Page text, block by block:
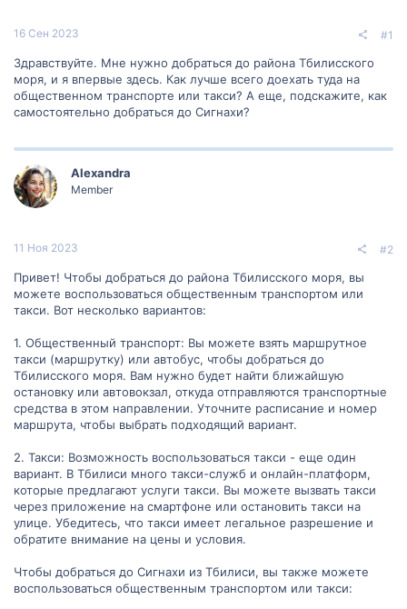
16 Сен 2023 #1
Здравствуйте. Мне нужно добраться до района Тбилисского
моря, и я впервые здесь. Как лучше всего доехать туда на
общественном транспорте или такси? А еще, подскажите, как
самостоятельно добраться до Сигнахи?
Alexandra
Member
11 Ноя 2023 #2
Привет! Чтобы добраться до района Тбилисского моря, вы
можете воспользоваться общественным транспортом или
такси. Вот несколько вариантов:
1. Общественный транспорт: Вы можете взять маршрутное
такси (маршрутку) или автобус, чтобы добраться до
Тбилисского моря. Вам нужно будет найти ближайшую
остановку или автовокзал, откуда отправляются транспортные
средства в этом направлении. Уточните расписание и номер
маршрута, чтобы выбрать подходящий вариант.
2. Такси: Возможность воспользоваться такси - еще один
вариант. В Тбилиси много такси-служб и онлайн-платформ,
которые предлагают услуги такси. Вы можете вызвать такси
через приложение на смартфоне или остановить такси на
улице. Убедитесь, что такси имеет легальное разрешение и
обратите внимание на цены и условия.
Чтобы добраться до Сигнахи из Тбилиси, вы также можете
воспользоваться общественным транспортом или такси: